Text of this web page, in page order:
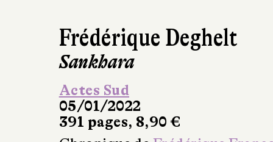
Frédérique Deghelt
Sankhara
Actes Sud
05/01/2022
391 pages, 8,90 €